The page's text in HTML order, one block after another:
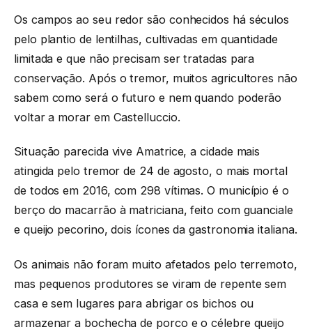
Os campos ao seu redor são conhecidos há séculos
pelo plantio de lentilhas, cultivadas em quantidade
limitada e que não precisam ser tratadas para
conservação. Após o tremor, muitos agricultores não
sabem como será o futuro e nem quando poderão
voltar a morar em Castelluccio.
Situação parecida vive Amatrice, a cidade mais
atingida pelo tremor de 24 de agosto, o mais mortal
de todos em 2016, com 298 vítimas. O município é o
berço do macarrão à matriciana, feito com guanciale
e queijo pecorino, dois ícones da gastronomia italiana.
Os animais não foram muito afetados pelo terremoto,
mas pequenos produtores se viram de repente sem
casa e sem lugares para abrigar os bichos ou
armazenar a bochecha de porco e o célebre queijo